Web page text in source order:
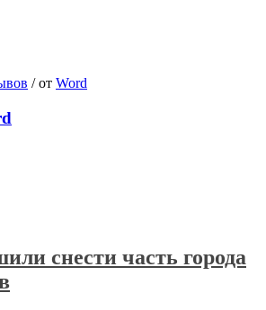
/от Word
снести часть города